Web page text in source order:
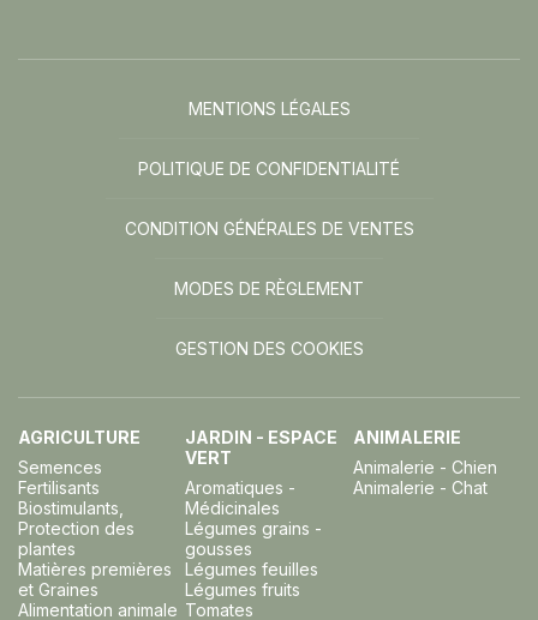
MENTIONS LÉGALES
POLITIQUE DE CONFIDENTIALITÉ
CONDITION GÉNÉRALES DE VENTES
MODES DE RÈGLEMENT
GESTION DES COOKIES
AGRICULTURE
Semences
Fertilisants
Biostimulants,
Protection des
plantes
Matières premières
et Graines
Alimentation animale
JARDIN - ESPACE
VERT
Aromatiques -
Médicinales
Légumes grains -
gousses
Légumes feuilles
Légumes fruits
Tomates
ANIMALERIE
Animalerie - Chien
Animalerie - Chat